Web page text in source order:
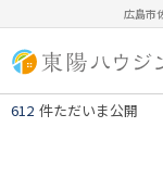
広島市
612 件ただいま公開